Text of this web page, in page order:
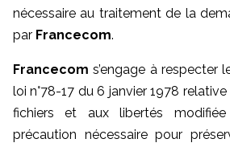
nécessaire au traitement de la
par Francecom.
Francecom s’engage à respecter
loi n°78-17 du 6 janvier 1978
fichiers et aux libertés
précaution nécessaire pour